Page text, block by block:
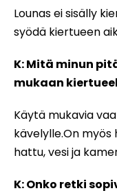
Lounas ei sisälly
syödä kiertueen
K: Mitä minun
mukaan
Käytä mukavia
kävelylle.On myös
hattu, vesi ja
K: Onko retki